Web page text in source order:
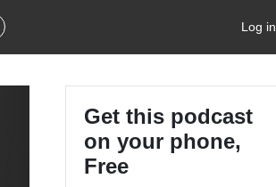
Log in
Get this podcast
on your phone,
Free